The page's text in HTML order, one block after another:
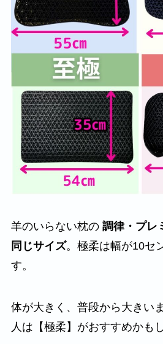
羊のいらない枕の 調律・プレ
同じサイズ。極柔は幅が10セ
す。
体が大きく、普段から大きい
人は【極柔】がおすすめかも